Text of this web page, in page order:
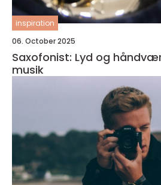
inspiration
06. October 2025
Saxofonist: Lyd og
musik